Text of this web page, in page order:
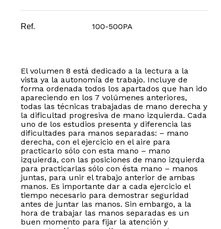
Ref. 100-500PA
El volumen 8 está dedicado a la lectura a la
vista ya la autonomía de trabajo. Incluye de
forma ordenada todos los apartados que han ido
apareciendo en los 7 volúmenes anteriores,
todas las técnicas trabajadas de mano derecha y
la dificultad progresiva de mano izquierda. Cada
uno de los estudios presenta y diferencia las
dificultades para manos separadas: – mano
derecha, con el ejercicio en el aire para
practicarlo sólo con esta mano – mano
izquierda, con las posiciones de mano izquierda
para practicarlas sólo con ésta mano – manos
juntas, para unir el trabajo anterior de ambas
manos. Es importante dar a cada ejercicio el
tiempo necesario para demostrar seguridad
antes de juntar las manos. Sin embargo, a la
hora de trabajar las manos separadas es un
buen momento para fijar la atención y